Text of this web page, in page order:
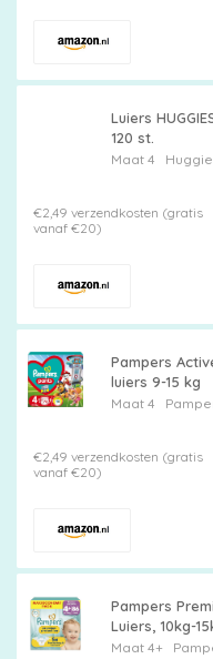
Luiers
120 st.
Maat 4
€2,49 verzendkosten (gratis
vanaf €20)
Pampers
luiers 9-15 kg
Maat 4
€2,49 verzendkosten (gratis
vanaf €20)
Pampers
Luiers, 10kg-
Van de Huid
Maat 4+